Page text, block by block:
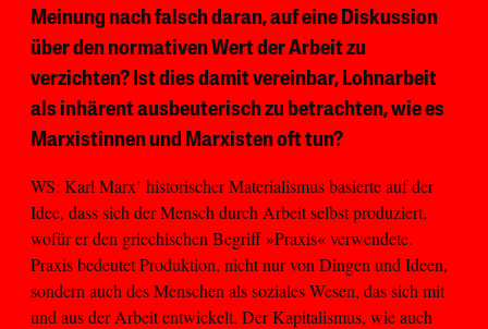
Meinung nach falsch daran, auf eine Diskussion
über den normativen Wert der Arbeit zu
verzichten? Ist dies damit vereinbar, Lohnarbeit
als inhärent ausbeuterisch zu betrachten, wie es
Marxistinnen und Marxisten oft tun?
WS: Karl Marx’ historischer Materialismus basierte auf der
Idee, dass sich der Mensch durch Arbeit selbst produziert,
wofür er den griechischen Begriff »Praxis« verwendete.
Praxis bedeutet Produktion, nicht nur von Dingen und Ideen,
sondern auch des Menschen als soziales Wesen, das sich mit
und aus der Arbeit entwickelt. Der Kapitalismus, wie auch